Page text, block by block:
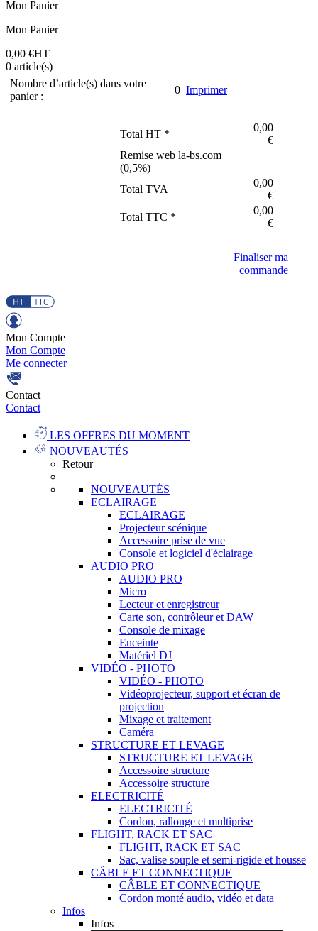
Mon Panier
Mon Panier
0,00 €HT
0 article(s)
Nombre d’article(s) dans votre
panier :
0 Imprimer
Total HT *
0,00
€
Remise web la-bs.com
(0,5%)
Total TVA
0,00
€
Total TTC *
0,00
€
Finaliser ma
commande
Mon Compte
Mon Compte
Me connecter
Contact
Contact
LES OFFRES DU MOMENT
NOUVEAUTÉS
Retour
NOUVEAUTÉS
ECLAIRAGE
ECLAIRAGE
Projecteur scénique
Accessoire prise de vue
Console et logiciel d'éclairage
AUDIO PRO
AUDIO PRO
Micro
Lecteur et enregistreur
Carte son, contrôleur et DAW
Console de mixage
Enceinte
Matériel DJ
VIDÉO - PHOTO
VIDÉO - PHOTO
Vidéoprojecteur, support et écran de
projection
Mixage et traitement
Caméra
STRUCTURE ET LEVAGE
STRUCTURE ET LEVAGE
Accessoire structure
Accessoire structure
ELECTRICITÉ
ELECTRICITÉ
Cordon, rallonge et multiprise
FLIGHT, RACK ET SAC
FLIGHT, RACK ET SAC
Sac, valise souple et semi-rigide et housse
CÂBLE ET CONNECTIQUE
CÂBLE ET CONNECTIQUE
Cordon monté audio, vidéo et data
Infos
Infos